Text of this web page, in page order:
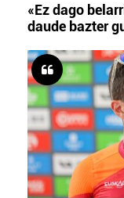
«Ez dago
daude bazter